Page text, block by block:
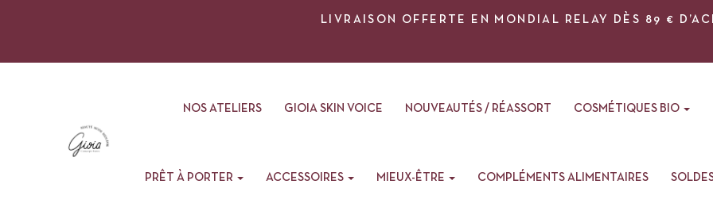
LIVRAISON OFFERTE EN MONDIAL RELAY DÈS 89 €
NOS ATELIERS GIOIA SKIN VOICE NOUVEAUTÉS / RÉASSORT COSMÉTIQUES BIO
PRÊT À PORTER ACCESSOIRES MIEUX-ÊTRE COMPLÉMENTS ALIMENTAIRES